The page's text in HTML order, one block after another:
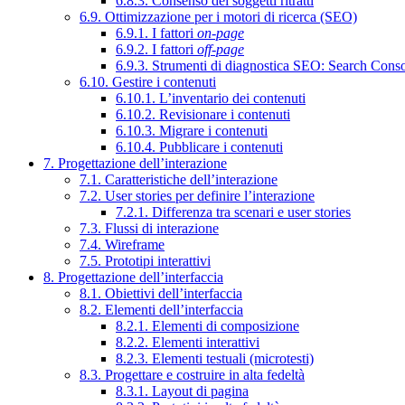
6.9. Ottimizzazione per i motori di ricerca (SEO)
6.9.1. I fattori on-page
6.9.2. I fattori off-page
6.9.3. Strumenti di diagnostica SEO: Search
6.10. Gestire i contenuti
6.10.1. L’inventario dei contenuti
6.10.2. Revisionare i contenuti
6.10.3. Migrare i contenuti
6.10.4. Pubblicare i contenuti
7. Progettazione dell’interazione
7.1. Caratteristiche dell’interazione
7.2. User stories per definire l’interazione
7.2.1. Differenza tra scenari e user stories
7.3. Flussi di interazione
7.4. Wireframe
7.5. Prototipi interattivi
8. Progettazione dell’interfaccia
8.1. Obiettivi dell’interfaccia
8.2. Elementi dell’interfaccia
8.2.1. Elementi di composizione
8.2.2. Elementi interattivi
8.2.3. Elementi testuali (microtesti)
8.3. Progettare e costruire in alta fedeltà
8.3.1. Layout di pagina